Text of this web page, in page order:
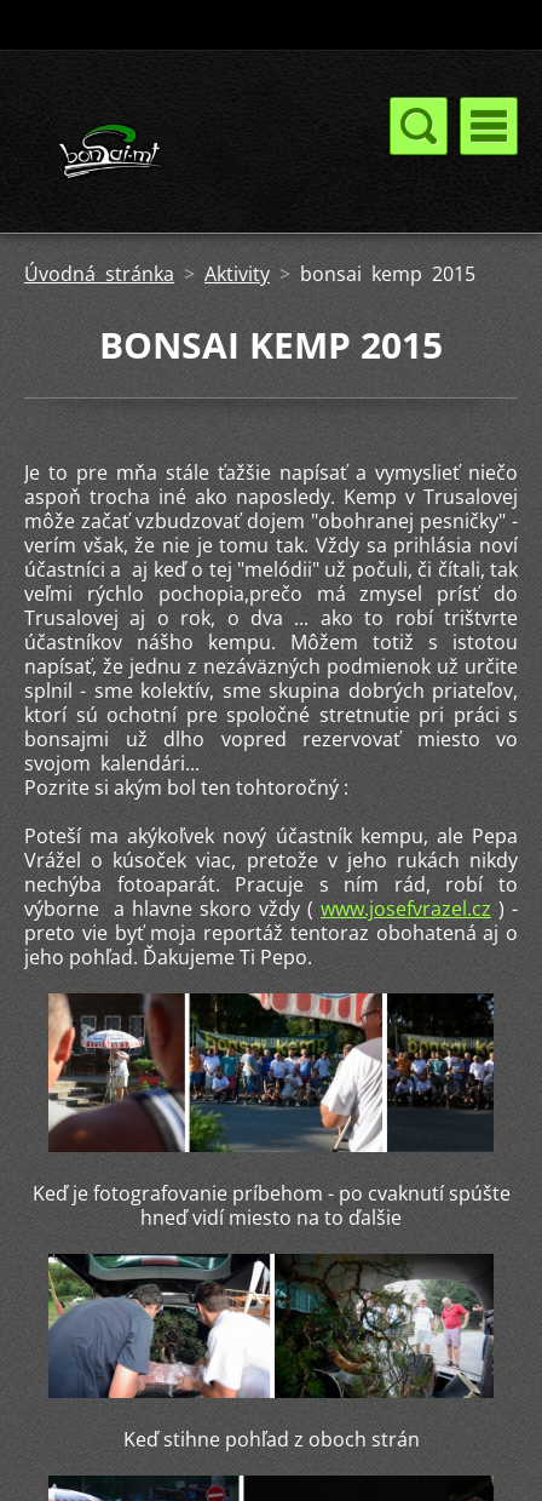
Úvodná stránka > Aktivity > bonsai kemp 2015
BONSAI KEMP 2015
Je to pre mňa stále ťažšie napísať a vymyslieť niečo
aspoň trocha iné ako naposledy. Kemp v Trusalovej
môže začať vzbudzovať dojem "obohranej pesničky" -
verím však, že nie je tomu tak. Vždy sa prihlásia noví
účastníci a aj keď o tej "melódii" už počuli, či čítali, tak
veľmi rýchlo pochopia,prečo má zmysel prísť do
Trusalovej aj o rok, o dva ... ako to robí trištvrte
účastníkov nášho kempu. Môžem totiž s istotou
napísať, že jednu z nezáväzných podmienok už určite
splnil - sme kolektív, sme skupina dobrých priateľov,
ktorí sú ochotní pre spoločné stretnutie pri práci s
bonsajmi už dlho vopred rezervovať miesto vo
svojom kalendári...
Pozrite si akým bol ten tohtoročný :
Poteší ma akýkoľvek nový účastník kempu, ale Pepa
Vrážel o kúsoček viac, pretože v jeho rukách nikdy
nechýba fotoaparát. Pracuje s ním rád, robí to
výborne a hlavne skoro vždy (www.josefvrazel.cz) -
preto vie byť moja reportáž tentoraz obohatená aj o
jeho pohľad. Ďakujeme Ti Pepo.
Keď je fotografovanie príbehom - po cvaknutí spúšte
hneď vidí miesto na to ďalšie
Keď stihne pohľad z oboch strán